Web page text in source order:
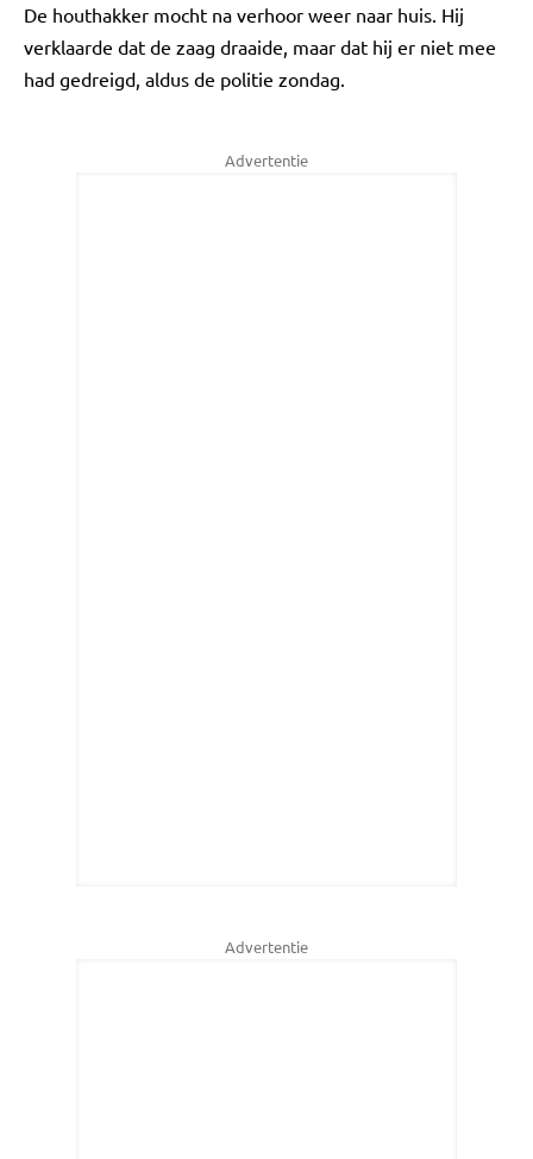
De houthakker mocht na verhoor weer naar huis. Hij
verklaarde dat de zaag draaide, maar dat hij er niet mee
had gedreigd, aldus de politie zondag.
Advertentie
Advertentie